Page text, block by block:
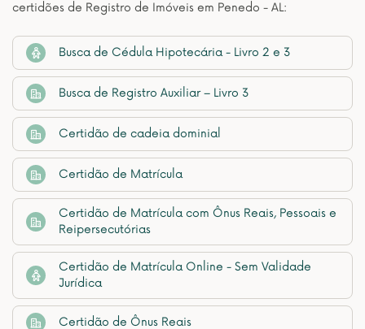
certidões de Registro de Imóveis em Penedo - AL:
Busca de Cédula Hipotecária - Livro 2 e 3
Busca de Registro Auxiliar – Livro 3
Certidão de cadeia dominial
Certidão de Matrícula
Certidão de Matrícula com Ônus Reais, Pessoais e
Reipersecutórias
Certidão de Matrícula Online - Sem Validade
Jurídica
Certidão de Ônus Reais